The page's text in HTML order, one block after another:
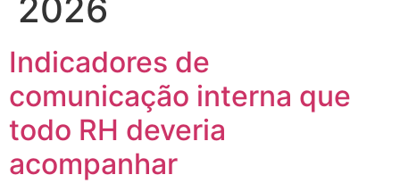
2026
Indicadores de
comunicação interna que
todo RH deveria
acompanhar